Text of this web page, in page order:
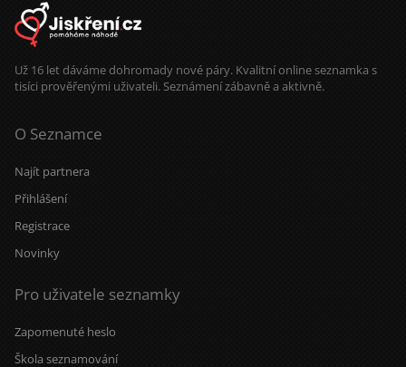
Už 16 let dáváme dohromady nové páry. Kvalitní online seznamka s
tisíci prověřenými uživateli. Seznámení zábavně a aktivně.
O Seznamce
Najít partnera
Přihlášení
Registrace
Novinky
Pro uživatele seznamky
Zapomenuté heslo
Škola seznamování